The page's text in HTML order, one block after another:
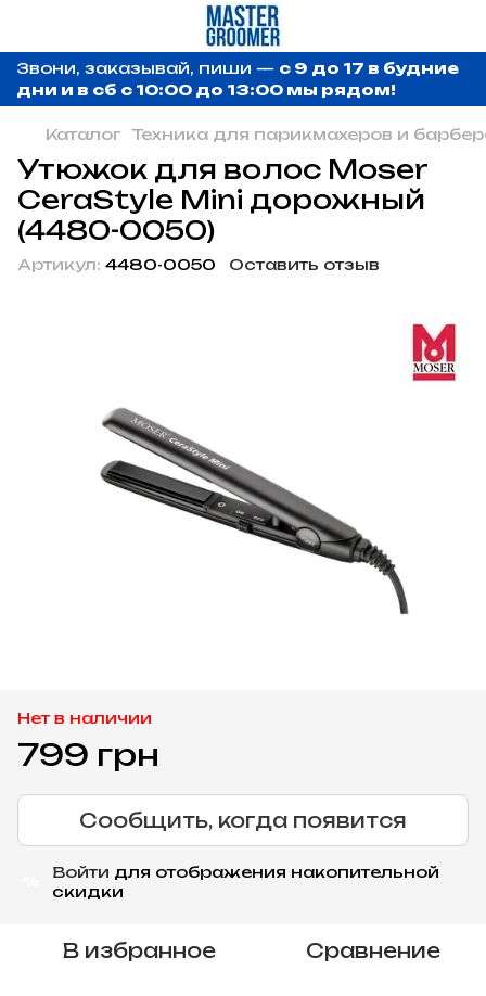
Звони, заказывай, пиши — с 9 до 17 в будние
дни и в сб с 10:00 до 13:00 мы рядом!
Каталог Техника для парикмахеров и
Утюжок для волос Moser
CeraStyle Mini дорожный
(4480-0050)
Артикул: 4480-0050 Оставить отзыв
Нет в наличии
799 грн
Сообщить, когда появится
Войти для отображения накопительной
скидки
В избранное Сравнение